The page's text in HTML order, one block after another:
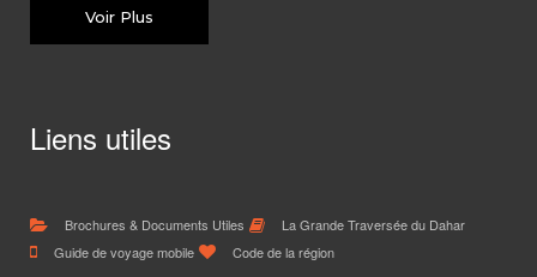
Voir Plus
Liens utiles
Brochures & Documents Utiles
La Grande Traversée du Dahar
Guide de voyage mobile
Code de la région